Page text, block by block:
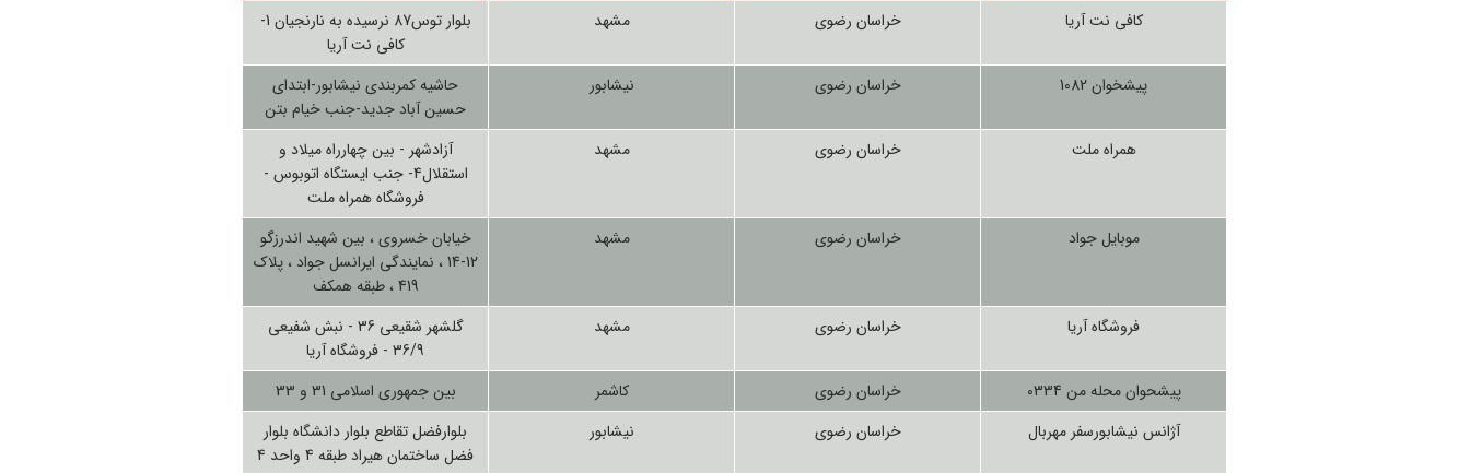
کافی نت آریا خراسان رضوی مشهد
بلوار توس87 نرسیده به نارنجیان 1-
کافی نت آریا
پیشخوان 1082
خراسان رضوی نیشابور
حاشیه کمربندی نیشابور-ابتدای
حسین آباد جدید-جنب خیام بتن
همراه ملت
خراسان رضوی مشهد
آزادشهر - بین چهارراه میلاد و
استقلال4- جنب ایستگاه اتوبوس -
فروشگاه همراه ملت
موبایل جواد
خراسان رضوی مشهد
خیابان خسروی ، بین شهید اندرزگو
12-14 ، نمایندگی ایرانسل جواد ، پلاک
419 ، طبقه همکف
فروشگاه آریا
خراسان رضوی مشهد
گلشهر شقیعی 36 - نبش شفیعی
36/9 - فروشگاه آریا
پیشحوان محله من 0334
خراسان رضوی کاشمر
بین جمهوری اسلامی 31 و 33
آژانس نیشابورسفر مهربال
خراسان رضوی نیشابور
بلوارفضل تقاطع بلوار دانشگاه بلوار
فضل ساختمان هیراد طبقه 4 واحد 4